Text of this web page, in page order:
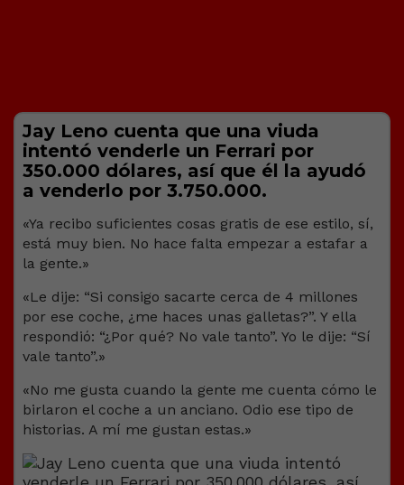
Jay Leno cuenta que una viuda
intentó venderle un Ferrari por
350.000 dólares, así que él la ayudó
a venderlo por 3.750.000.
«Ya recibo suficientes cosas gratis de ese estilo, sí,
está muy bien. No hace falta empezar a estafar a
la gente.»
«Le dije: “Si consigo sacarte cerca de 4 millones
por ese coche, ¿me haces unas galletas?”. Y ella
respondió: “¿Por qué? No vale tanto”. Yo le dije: “Sí
vale tanto”.»
«No me gusta cuando la gente me cuenta cómo le
birlaron el coche a un anciano. Odio ese tipo de
historias. A mí me gustan estas.»